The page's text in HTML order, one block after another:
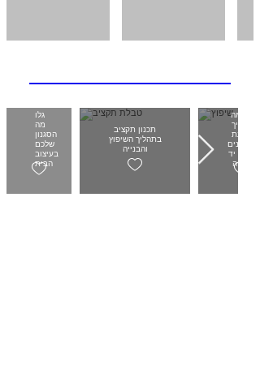
גלו
מה
הסגנון
שלכם
בעיצוב
הבית
תכנון תקציב
בתהליך השיפוץ
והבנייה
כל מה
שצריך
לדעת
כשקונים
דירה יד
שנייה